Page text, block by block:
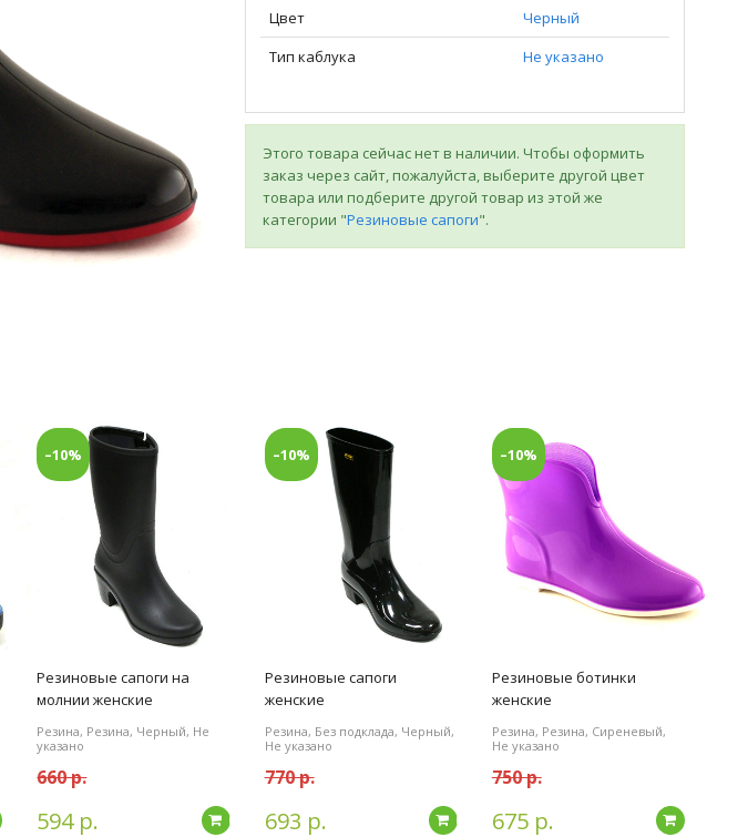
Цвет
Черный
Тип каблука
Не указано
Этого товара сейчас нет в наличии. Чтобы оформить
заказ через сайт, пожалуйста, выберите другой цвет
товара или подберите другой товар из этой же
категории "Резиновые сапоги".
Подробнее
–10%
Резиновые сапоги на
молнии женские
Резина, Резина, Черный, Не
указано
660 р.
594 р. Подробнее
–10%
Резиновые сапоги
женские
Резина, Без подклада, Черный,
Не указано
770 р.
693 р. Подробнее
–10%
Резиновые ботинки
женские
Резина, Резина, Сиреневый,
Не указано
750 р.
675 р.